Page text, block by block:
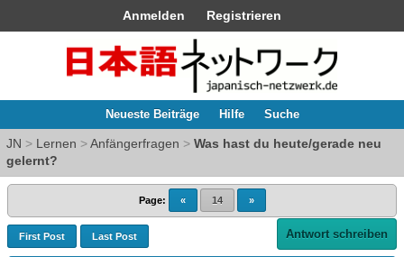
Anmelden Registrieren
Neueste Beiträge Hilfe Suche
JN > Lernen >Anfängerfragen > Was hast du heute/gerade neu
gelernt?
Page: « 14 »
First Post Last Post Antwort schreiben